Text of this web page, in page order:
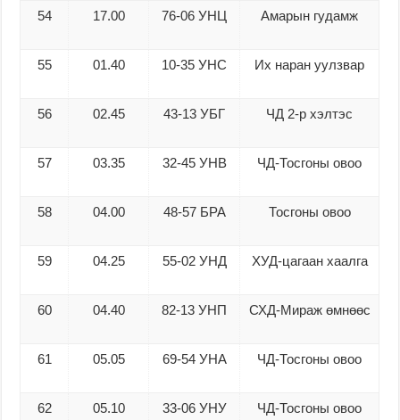
54 17.00 76-06 УНЦ Амарын гудамж
55 01.40 10-35 УНС Их наран уулзвар
56 02.45 43-13 УБГ ЧД 2-р хэлтэс
57 03.35 32-45 УНВ ЧД-Тосгоны овоо
58 04.00 48-57 БРА Тосгоны овоо
59 04.25 55-02 УНД ХУД-цагаан хаалга
60 04.40 82-13 УНП СХД-Мираж өмнөөс
61 05.05 69-54 УНА ЧД-Тосгоны овоо
62 05.10 33-06 УНУ ЧД-Тосгоны овоо